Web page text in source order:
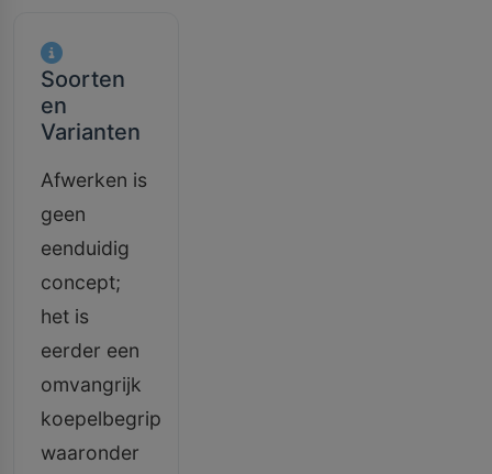
Soorten
en
Varianten
Afwerken is
geen
eenduidig
concept;
het is
eerder een
omvangrijk
koepelbegrip
waaronder